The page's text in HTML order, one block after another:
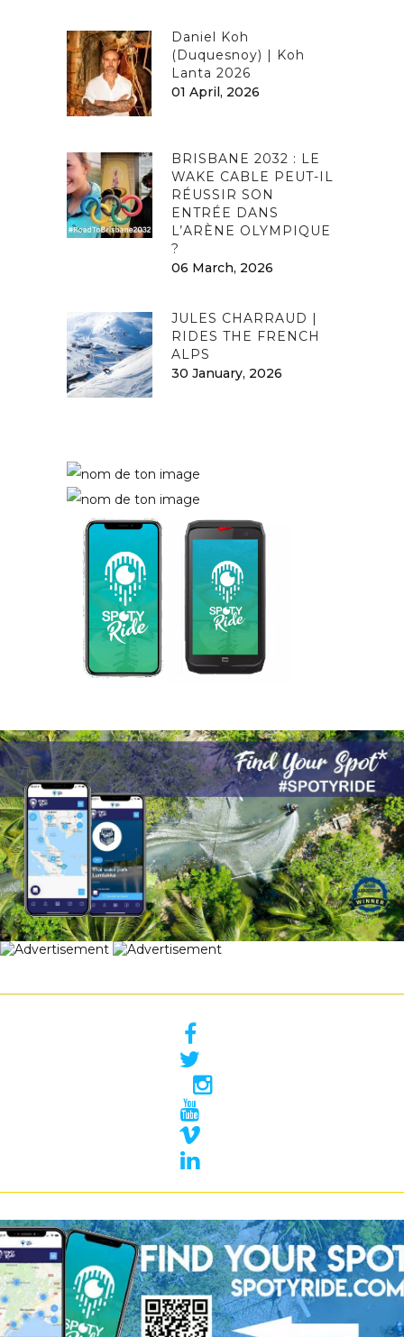
Daniel Koh
(Duquesnoy) | Koh
Lanta 2026
01 April, 2026
BRISBANE 2032 : LE
WAKE CABLE PEUT-IL
RÉUSSIR SON
ENTRÉE DANS
L’ARÈNE OLYMPIQUE
?
06 March, 2026
JULES CHARRAUD |
RIDES THE FRENCH
ALPS
30 January, 2026